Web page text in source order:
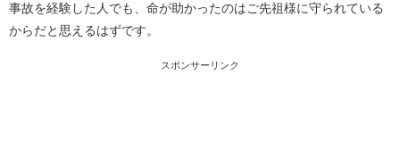
事故を経験した人でも、命が助かったのはご先祖様に守られている
からだと思えるはずです。
スポンサーリンク